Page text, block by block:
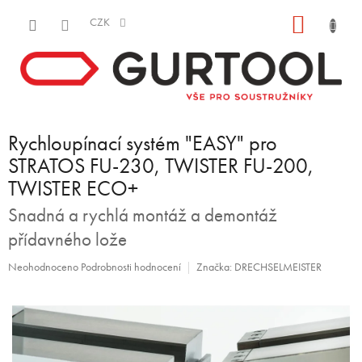
CZK
Rychloupínací systém "EASY" pro
STRATOS FU-230, TWISTER FU-200,
TWISTER ECO+
Snadná a rychlá montáž a demontáž
přídavného lože
Průměrné
je
0,0
5
Neohodnoceno Podrobnosti hodnocení Značka: DRECHSELMEISTER